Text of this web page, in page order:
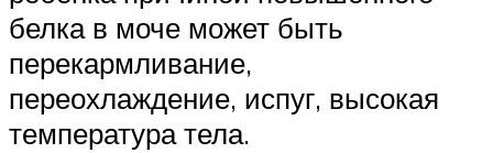
белка в моче может быть
перекармливание,
переохлаждение, испуг, высокая
температура тела.